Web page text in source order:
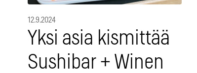
12.9.2024
Yksi asia kismittää
Sushibar + Winen